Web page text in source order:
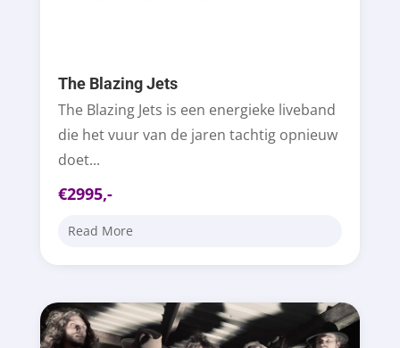
The Blazing Jets
The Blazing Jets is een energieke liveband
die het vuur van de jaren tachtig opnieuw
doet...
€2995,-
Read More